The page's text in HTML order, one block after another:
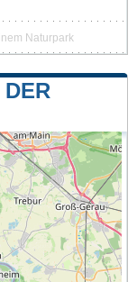
Naturpark